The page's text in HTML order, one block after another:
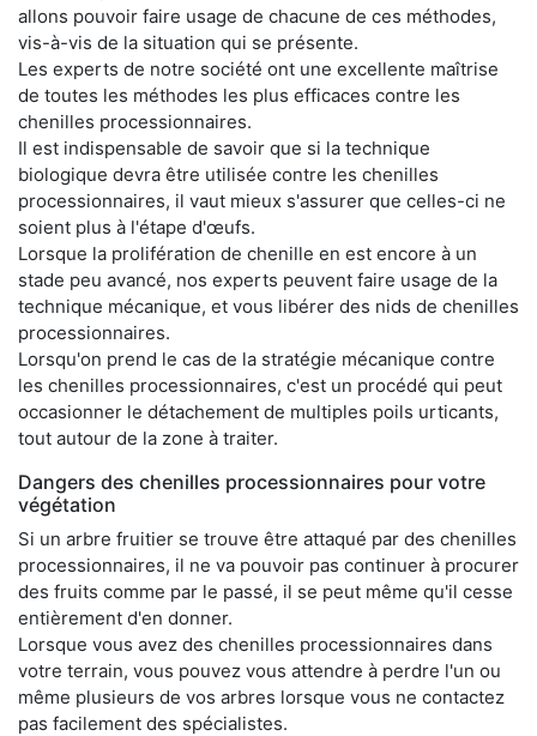
allons pouvoir faire usage de chacune de ces méthodes,
vis-à-vis de la situation qui se présente.
Les experts de notre société ont une excellente maîtrise
de toutes les méthodes les plus efficaces contre les
chenilles processionnaires.
Il est indispensable de savoir que si la technique
biologique devra être utilisée contre les chenilles
processionnaires, il vaut mieux s'assurer que celles-ci ne
soient plus à l'étape d'œufs.
Lorsque la prolifération de chenille en est encore à un
stade peu avancé, nos experts peuvent faire usage de la
technique mécanique, et vous libérer des nids de chenilles
processionnaires.
Lorsqu'on prend le cas de la stratégie mécanique contre
les chenilles processionnaires, c'est un procédé qui peut
occasionner le détachement de multiples poils urticants,
tout autour de la zone à traiter.
Dangers des chenilles processionnaires pour votre
végétation
Si un arbre fruitier se trouve être attaqué par des chenilles
processionnaires, il ne va pouvoir pas continuer à procurer
des fruits comme par le passé, il se peut même qu'il cesse
entièrement d'en donner.
Lorsque vous avez des chenilles processionnaires dans
votre terrain, vous pouvez vous attendre à perdre l'un ou
même plusieurs de vos arbres lorsque vous ne contactez
pas facilement des spécialistes.